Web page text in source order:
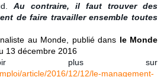
Au contraire, il faut trouver des
de faire travailler ensemble toutes
au Monde, publié dans le Monde
13 décembre 2016
plus sur
article/2016/12/12/le-management-